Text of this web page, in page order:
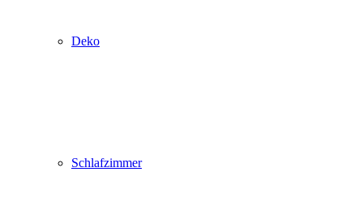
Deko
Schlafzimmer